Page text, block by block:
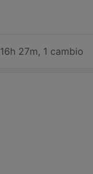
16h 27m, 1 cambio